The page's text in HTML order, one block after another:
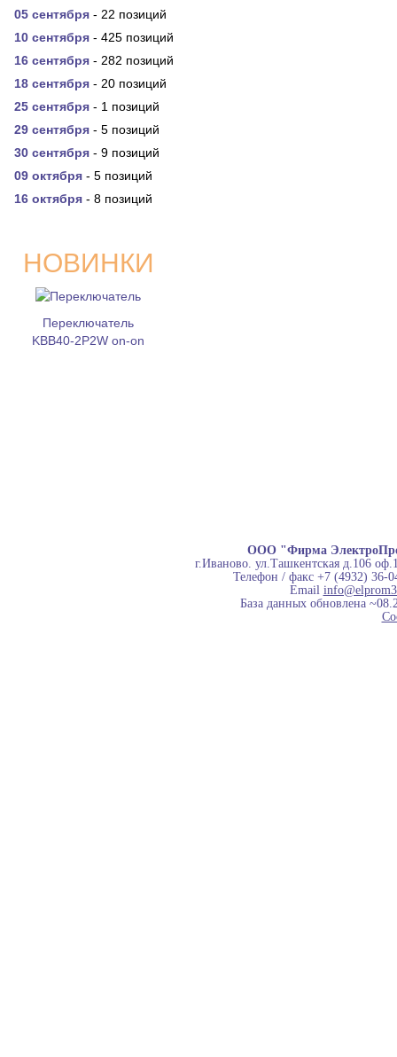
05 сентября - 22 позиций
10 сентября - 425 позиций
16 сентября - 282 позиций
18 сентября - 20 позиций
25 сентября - 1 позиций
29 сентября - 5 позиций
30 сентября - 9 позиций
09 октября - 5 позиций
16 октября - 8 позиций
НОВИНКИ
Переключатель
KBB40-2P2W on-on
ООО "Фирма
г.Иваново. ул.Ташкентская д.106
Телефон / факс +7 (4932) 36-
Email
База данных обновлена